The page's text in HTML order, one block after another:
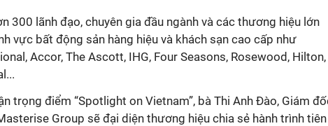
300 lãnh đạo, chuyên gia đầu ngành và các thương hiệu lớn
vực bất động sản hàng hiệu và khách sạn cao cấp như
Accor, The Ascott, IHG, Four Seasons, Rosewood, Hilton,
trọng điểm “Spotlight on Vietnam”, bà Thi Anh Đào, Giám
Group sẽ đại diện thương hiệu chia sẻ hành trình tiên